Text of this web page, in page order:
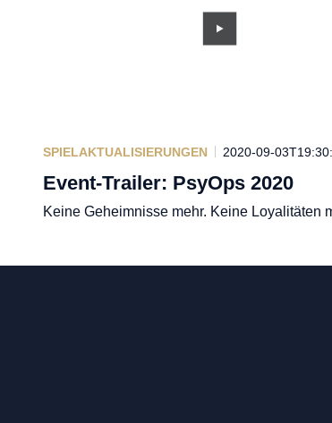
SPIELAKTUALISIERUNGEN 2020-09-
Event-Trailer: PsyOps 2020
Keine Geheimnisse mehr. Keine Loyalitäten